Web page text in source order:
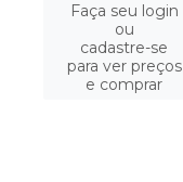
Faça seu login
ou
cadastre-se
para ver preços
e comprar